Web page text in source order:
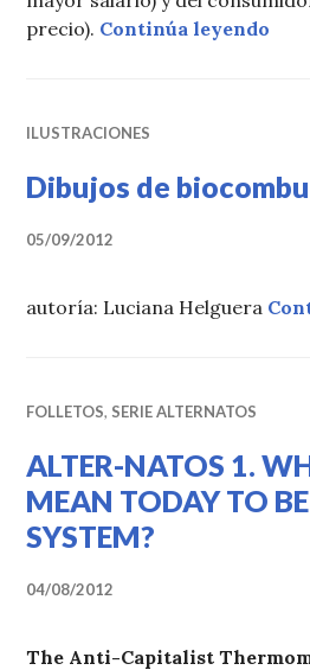
precio). Continúa leyendo
ILUSTRACIONES
Dibujos de
05/09/2012
autoría: Luciana Helguera
FOLLETOS, SERIE ALTERNATOS
ALTER-NATOS 1.
MEAN TODAY TO
SYSTEM?
04/08/2012
The Anti-Capitalist